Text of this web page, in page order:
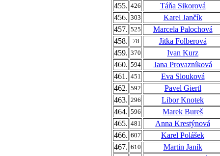
455. 426
Táňa Sikorová
456. 303
Karel Jančík
457. 525
Marcela Palochová
458.
78
Jitka Folberová
459. 370
Ivan Kurz
460. 594
Jana Provazníková
461. 451
Eva Slouková
462. 592
Pavel Giertl
463. 296
Libor Knotek
464. 596
Marek Bureš
465. 481
Anna Krestýnová
466. 607
Karel Polášek
467. 610
Martin Janík